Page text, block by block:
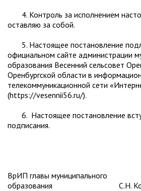
4. Контроль за исполнением
оставляю за собой.
5. Настоящее постановление
официальном сайте администрации
образования Весенний сельсовет
Оренбургской области в
телекоммуникационной сети
(https://vesennii56.ru/).
6. Настоящее постановление
подписания.
ВрИП главы муниципального
образования С.Н.